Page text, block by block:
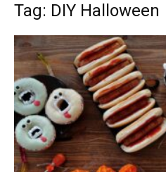
Tag: DIY Halloween